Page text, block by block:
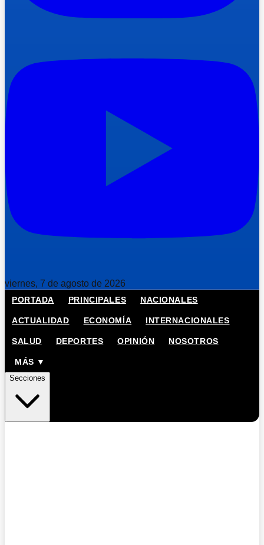
viernes, 7 de agosto de 2026
PORTADA PRINCIPALES NACIONALES
ACTUALIDAD ECONOMÍA INTERNACIONALES
SALUD DEPORTES OPINIÓN NOSOTROS
MÁS ▼
Secciones